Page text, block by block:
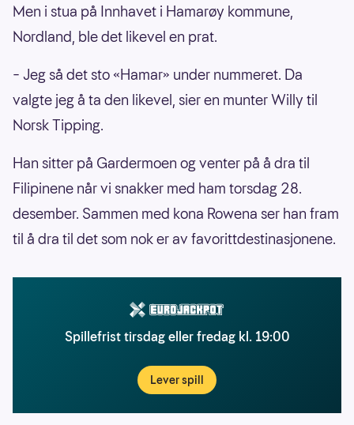
Men i stua på Innhavet i Hamarøy kommune,
Nordland, ble det likevel en prat.
– Jeg så det sto «Hamar» under nummeret. Da
valgte jeg å ta den likevel, sier en munter Willy til
Norsk Tipping.
Han sitter på Gardermoen og venter på å dra til
Filipinene når vi snakker med ham torsdag 28.
desember. Sammen med kona Rowena ser han fram
til å dra til det som nok er av favorittdestinasjonene.
Spillefrist tirsdag eller fredag kl. 19:00
Lever spill